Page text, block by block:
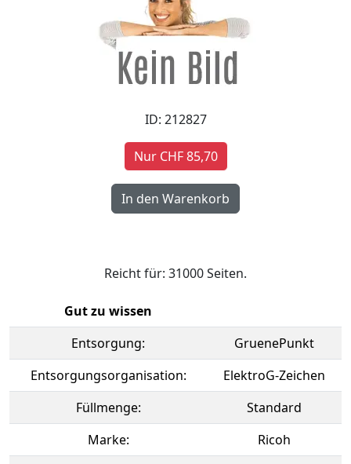
ID: 212827
Nur CHF 85,70
Reicht für: 31000 Seiten.
Gut zu wissen
Entsorgung:
GruenePunkt
Entsorgungsorganisation:
ElektroG-Zeichen
Füllmenge:
Standard
Marke:
Ricoh